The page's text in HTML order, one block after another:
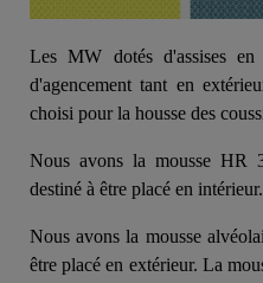
Les MW dotés d'assises
d'agencement tant en
choisi pour la housse des
Nous avons la mousse
destiné à être placé en intérieur.
Nous avons la mousse
être placé en extérieur. La